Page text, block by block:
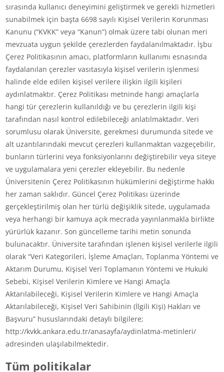
sırasında kullanıcı deneyimini geliştirmek ve gerekli hizmetleri
sunabilmek için başta 6698 sayılı Kişisel Verilerin Korunması
Kanunu (“KVKK” veya “Kanun”) olmak üzere tabi olunan meri
mevzuata uygun şekilde çerezlerden faydalanılmaktadır. İşbu
Çerez Politikasının amacı, platformların kullanımı esnasında
faydalanılan çerezler vasıtasıyla kişisel verilerin işlenmesi
halinde elde edilen kişisel verilere ilişkin ilgili kişileri
aydınlatmaktır. Çerez Politikası metninde hangi amaçlarla
hangi tür çerezlerin kullanıldığı ve bu çerezlerin ilgili kişi
tarafından nasıl kontrol edilebileceği anlatılmaktadır. Veri
sorumlusu olarak Üniversite, gerekmesi durumunda sitede ve
alt uzantılarındaki mevcut çerezleri kullanmaktan vazgeçebilir,
bunların türlerini veya fonksiyonlarını değiştirebilir veya siteye
ve uygulamalara yeni çerezler ekleyebilir. Bu nedenle
Üniversitenin Çerez Politikasının hükümlerini değiştirme hakkı
her zaman saklıdır. Güncel Çerez Politikası üzerinde
gerçekleştirilmiş olan her türlü değişiklik sitede, uygulamada
veya herhangi bir kamuya açık mecrada yayınlanmakla birlikte
yürürlük kazanır. Son güncelleme tarihi metin sonunda
bulunacaktır. Üniversite tarafından işlenen kişisel verilerle ilgili
olarak “Veri Kategorileri, İşleme Amaçları, Toplanma Yöntemi ve
Aktarım Durumu, Kişisel Veri Toplamanın Yöntemi ve Hukuki
Sebebi, Kişisel Verilerin Kimlere ve Hangi Amaçla
Aktarılabileceği, Kişisel Verilerin Kimlere ve Hangi Amaçla
Aktarılabileceği, Kişisel Veri Sahibinin (İlgili Kişi) Hakları ve
Başvuru” hususlarındaki detaylı bilgilere;
http://kvkk.ankara.edu.tr/anasayfa/aydinlatma-metinleri/
adresinden ulaşılabilmektedir.
Tüm politikalar